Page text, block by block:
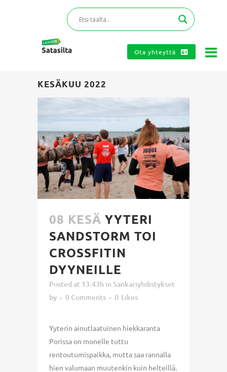
Ota yhteyttä
KESÄKUU 2022
08 KESÄ YYTERI
SANDSTORM TOI
CROSSFITIN
DYYNEILLE
Posted at 13:43h in Sankariyhdistykset
by
0 Comments 0 Likes
Yyterin ainutlaatuinen hiekkaranta
Porissa on monelle tuttu
rentoutumispaikka, mutta saa rannalla
hien valumaan muutenkin kuin helteillä.